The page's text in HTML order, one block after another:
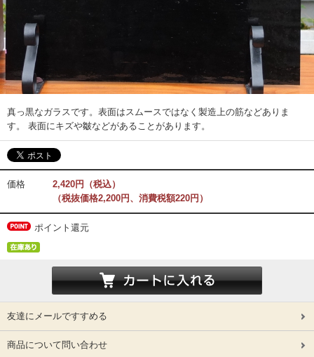
真っ黒なガラスです。表面はスムースではなく製造上の筋などありま
す。 表面にキズや皺などがあることがあります。
価格
2,420円（税込）
（税抜価格2,200円、消費税額220円）
ポイント還元
友達にメールですすめる
商品について問い合わせ